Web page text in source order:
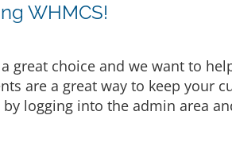
WHMCS!
great choice and we want to
are a great way to keep your
logging into the admin area